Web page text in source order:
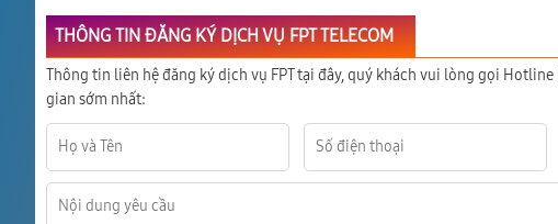
THÔNG TIN ĐĂNG KÝ DỊCH VỤ FPT TELECOM
Thông tin liên hệ đăng ký dịch vụ FPT tại đây, quý khách vui lòng gọi Hotline
gian sớm nhất: